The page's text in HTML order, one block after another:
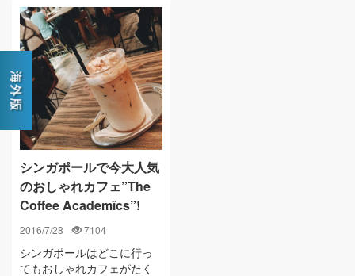
シンガポールで今大人気
のおしゃれカフェ”The
Coffee Academïcs”!
2016/7/28 7104
シンガポールはどこに行っ
てもおしゃれカフェがたく